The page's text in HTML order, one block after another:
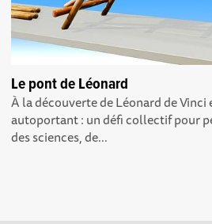
Le pont de Léonard
À la découverte de Léonard de
autoportant : un défi collectif pour
des sciences, de...